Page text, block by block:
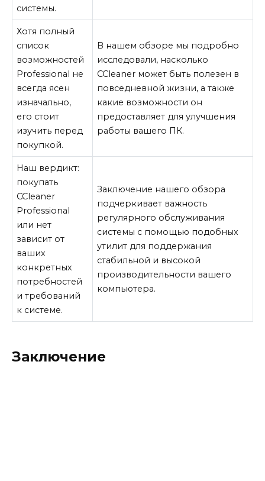
системы.
Хотя полный
список
возможностей
Professional не
всегда ясен
изначально,
его стоит
изучить перед
покупкой.
В нашем обзоре мы подробно
исследовали, насколько
CCleaner может быть полезен в
повседневной жизни, а также
какие возможности он
предоставляет для улучшения
работы вашего ПК.
Наш вердикт:
покупать
CCleaner
Professional
или нет
зависит от
ваших
конкретных
потребностей
и требований
к системе.
Заключение нашего обзора
подчеркивает важность
регулярного обслуживания
системы с помощью подобных
утилит для поддержания
стабильной и высокой
производительности вашего
компьютера.
Заключение